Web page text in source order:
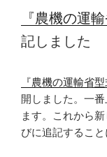
『農機の運
記しました
『農機の運輸省
開しました。一
ます。これから
びに追記すること